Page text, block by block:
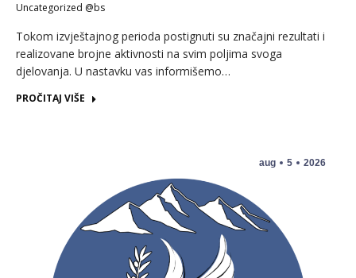
Uncategorized @bs
Tokom izvještajnog perioda postignuti su značajni rezultati i
realizovane brojne aktivnosti na svim poljima svoga
djelovanja. U nastavku vas informišemo…
PROČITAJ VIŠE
aug 5 2026